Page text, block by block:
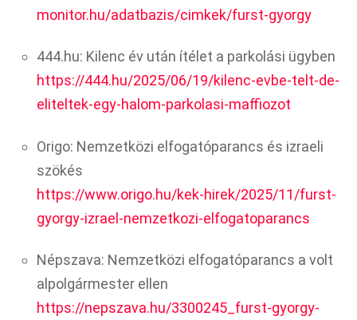
monitor.hu/adatbazis/cimkek/furst-gyorgy
444.hu: Kilenc év után ítélet a parkolási ügyben
https://444.hu/2025/06/19/kilenc-evbe-telt-de-
eliteltek-egy-halom-parkolasi-maffiozot
Origo: Nemzetközi elfogatóparancs és izraeli
szökés
https://www.origo.hu/kek-hirek/2025/11/furst-
gyorgy-izrael-nemzetkozi-elfogatoparancs
Népszava: Nemzetközi elfogatóparancs a volt
alpolgármester ellen
https://nepszava.hu/3300245_furst-gyorgy-